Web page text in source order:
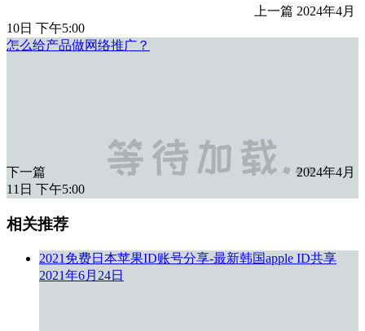
上一篇 2024年4月
10日 下午5:00
怎么给产品做网络推广？
下一篇
2024年4月
11日 下午5:00
相关推荐
2021免费日本苹果ID账号分享-最新韩国apple ID共享
2021年6月24日